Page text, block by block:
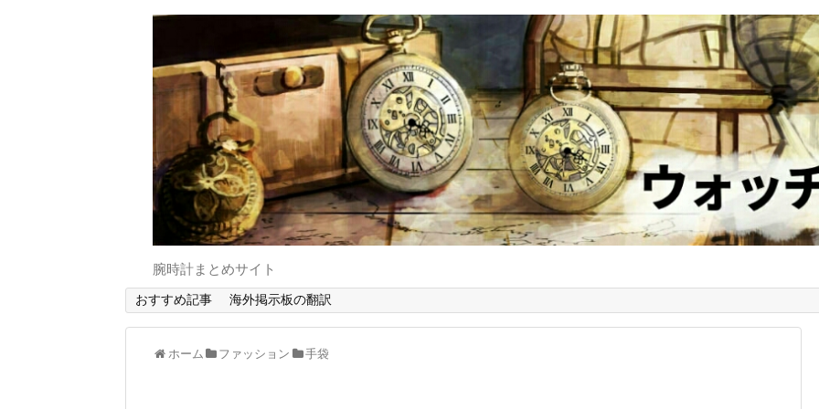
腕時計まとめサイト
おすすめ記事 海外掲示板の翻訳
ホーム ファッション 手袋